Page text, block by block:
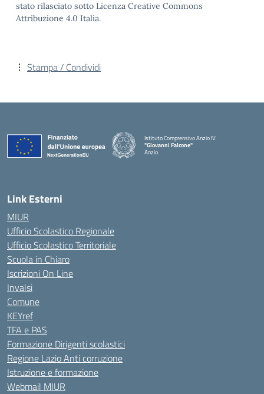
stato rilasciato sotto Licenza Creative Commons
Attribuzione 4.0 Italia.
Stampa / Condividi
Istituto Comprensivo Anzio IV
"Giovanni Falcone"
Anzio
Link Esterni
MIUR
Ufficio Scolastico Regionale
Ufficio Scolastico Territoriale
Scuola in Chiaro
Iscrizioni On Line
Invalsi
Comune
KEYref
TFA e PAS
Formazione Dirigenti scolastici
Regione Lazio Anti corruzione
Istruzione e formazione
Webmail MIUR